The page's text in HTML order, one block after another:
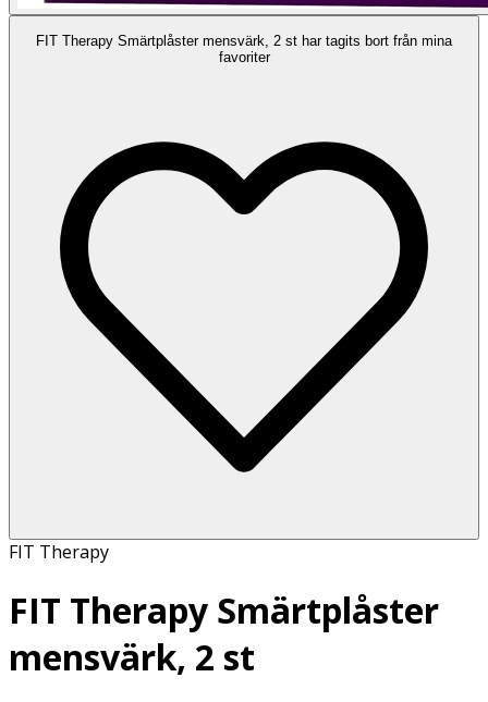
FIT Therapy Smärtplåster mensvärk, 2 st har tagits bort från mina
favoriter
FIT Therapy
FIT Therapy Smärtplåster
mensvärk, 2 st